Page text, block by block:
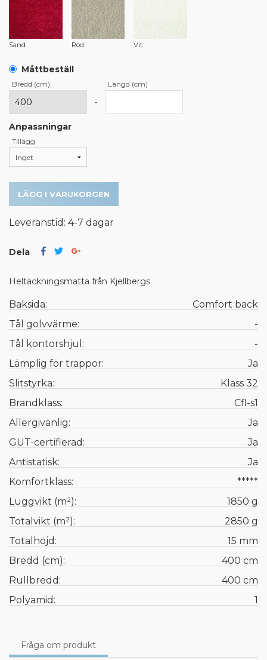
Sand Röd Vit
Måttbeställ
Bredd (cm)
-
Längd (cm)
Anpassningar
Tillägg
LÄGG I VARUKORGEN
Leveranstid: 4-7 dagar
Dela
Heltäckningsmatta från Kjellbergs
Baksida:
Comfort back
Tål golvvärme:
-
Tål kontorshjul:
-
Lämplig för trappor:
Ja
Slitstyrka:
Klass 32
Brandklass:
Cfl-s1
Allergivänlig:
Ja
GUT-certifierad:
Ja
Antistatisk:
Ja
Komfortklass:
*****
Luggvikt (m²):
1850 g
Totalvikt (m²):
2850 g
Totalhöjd:
15 mm
Bredd (cm):
400 cm
Rullbredd:
400 cm
Polyamid:
1
Fråga om produkt